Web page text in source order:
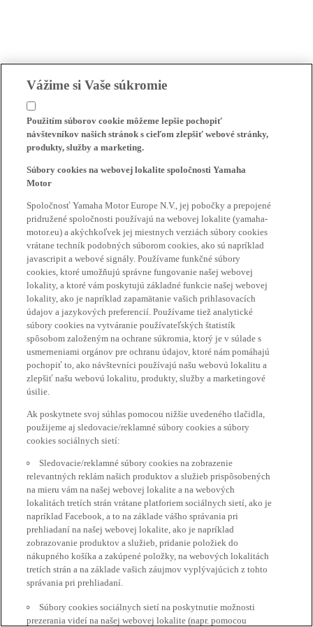
Vážime si Vaše súkromie
Použitím súborov cookie môžeme lepšie pochopiť
návštevníkov našich stránok s cieľom zlepšiť webové stránky,
produkty, služby a marketing.
Súbory cookies na webovej lokalite spoločnosti Yamaha
Motor
Spoločnosť Yamaha Motor Europe N.V., jej pobočky a prepojené
pridružené spoločnosti používajú na webovej lokalite (yamaha-
motor.eu) a akýchkoľvek jej miestnych verziách súbory cookies
vrátane techník podobných súborom cookies, ako sú napríklad
javascripit a webové signály. Používame funkčné súbory
cookies, ktoré umožňujú správne fungovanie našej webovej
lokality, a ktoré vám poskytujú základné funkcie našej webovej
lokality, ako je napríklad zapamätanie vašich prihlasovacích
údajov a jazykových preferencií. Používame tiež analytické
súbory cookies na vytváranie používateľských štatistík
spôsobom založeným na ochrane súkromia, ktorý je v súlade s
usmerneniami orgánov pre ochranu údajov, ktoré nám pomáhajú
pochopiť to, ako návštevníci používajú našu webovú lokalitu a
zlepšiť našu webovú lokalitu, produkty, služby a marketingové
úsilie.
Ak poskytnete svoj súhlas pomocou nižšie uvedeného tlačidla,
použijeme aj sledovacie/reklamné súbory cookies a súbory
cookies sociálnych sietí:
Sledovacie/reklamné súbory cookies na zobrazenie
relevantných reklám našich produktov a služieb prispôsobených
na mieru vám na našej webovej lokalite a na webových
lokalitách tretích strán vrátane platforiem sociálnych sietí, ako je
napríklad Facebook, a to na základe vášho správania pri
prehliadaní na našej webovej lokalite, ako je napríklad
zobrazovanie produktov a služieb, pridanie položiek do
nákupného košíka a zakúpené položky, na webových lokalitách
tretích strán a na základe vašich záujmov vyplývajúcich z tohto
správania pri prehliadaní.
Súbory cookies sociálnych sietí na poskytnutie možnosti
prezerania videí na našej webovej lokalite (napr. pomocou